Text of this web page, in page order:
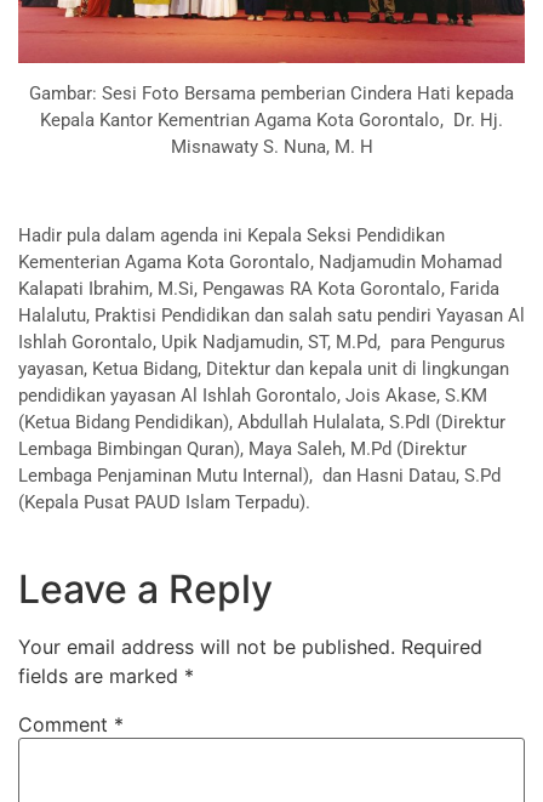
Gambar: Sesi Foto Bersama pemberian Cindera Hati kepada
Kepala Kantor Kementrian Agama Kota Gorontalo, Dr. Hj.
Misnawaty S. Nuna, M. H
Hadir pula dalam agenda ini Kepala Seksi Pendidikan
Kementerian Agama Kota Gorontalo, Nadjamudin Mohamad
Kalapati Ibrahim, M.Si, Pengawas RA Kota Gorontalo, Farida
Halalutu, Praktisi Pendidikan dan salah satu pendiri Yayasan Al
Ishlah Gorontalo, Upik Nadjamudin, ST, M.Pd, para Pengurus
yayasan, Ketua Bidang, Ditektur dan kepala unit di lingkungan
pendidikan yayasan Al Ishlah Gorontalo, Jois Akase, S.KM
(Ketua Bidang Pendidikan), Abdullah Hulalata, S.PdI (Direktur
Lembaga Bimbingan Quran), Maya Saleh, M.Pd (Direktur
Lembaga Penjaminan Mutu Internal), dan Hasni Datau, S.Pd
(Kepala Pusat PAUD Islam Terpadu).
Leave a Reply
Your email address will not be published. Required
fields are marked *
Comment *